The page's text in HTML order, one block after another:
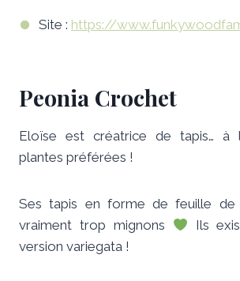
Site : https://
Peonia Crochet
Eloïse est créatrice de tapis… à
plantes préférées !
Ses tapis en forme de feuille de
vraiment trop mignons
Ils
version variegata !